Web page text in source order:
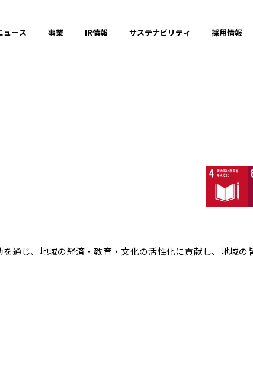
ュース 事業 IR情報 サステナビリティ 採用情報
通じ、地域の経済・教育・文化の活性化に貢献し、地域の